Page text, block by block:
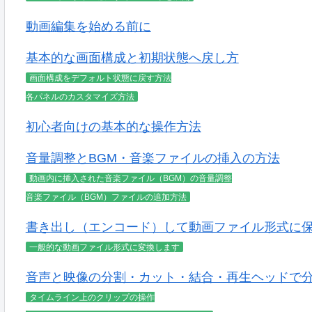
動画編集を始める前に
基本的な画面構成と初期状態へ戻し方
画面構成をデフォルト状態に戻す方法
各パネルのカスタマイズ方法
初心者向けの基本的な操作方法
音量調整とBGM・音楽ファイルの挿入の方法
動画内に挿入された音楽ファイル（BGM）の音量調整
音楽ファイル（BGM）ファイルの追加方法
書き出し（エンコード）して動画ファイル形式に
一般的な動画ファイル形式に変換します
音声と映像の分割・カット・結合・再生ヘッドで
タイムライン上のクリップの操作